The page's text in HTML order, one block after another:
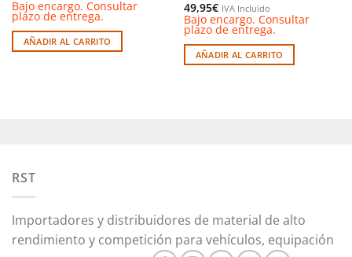
Bajo encargo. Consultar
plazo de entrega.
AÑADIR AL CARRITO
49,95€ IVA Incluido
Bajo encargo. Consultar
plazo de entrega.
AÑADIR AL CARRITO
RST
Importadores y distribuidores de material de alto
rendimiento y competición para vehículos, equipación